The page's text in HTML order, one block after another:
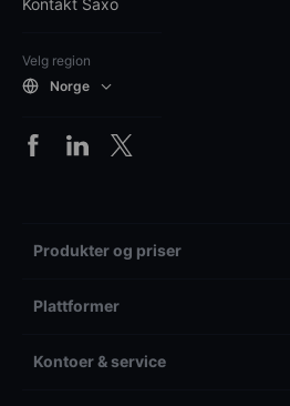
Kontakt Saxo
Velg region
Norge
Produkter og priser
Plattformer
Kontoer & service